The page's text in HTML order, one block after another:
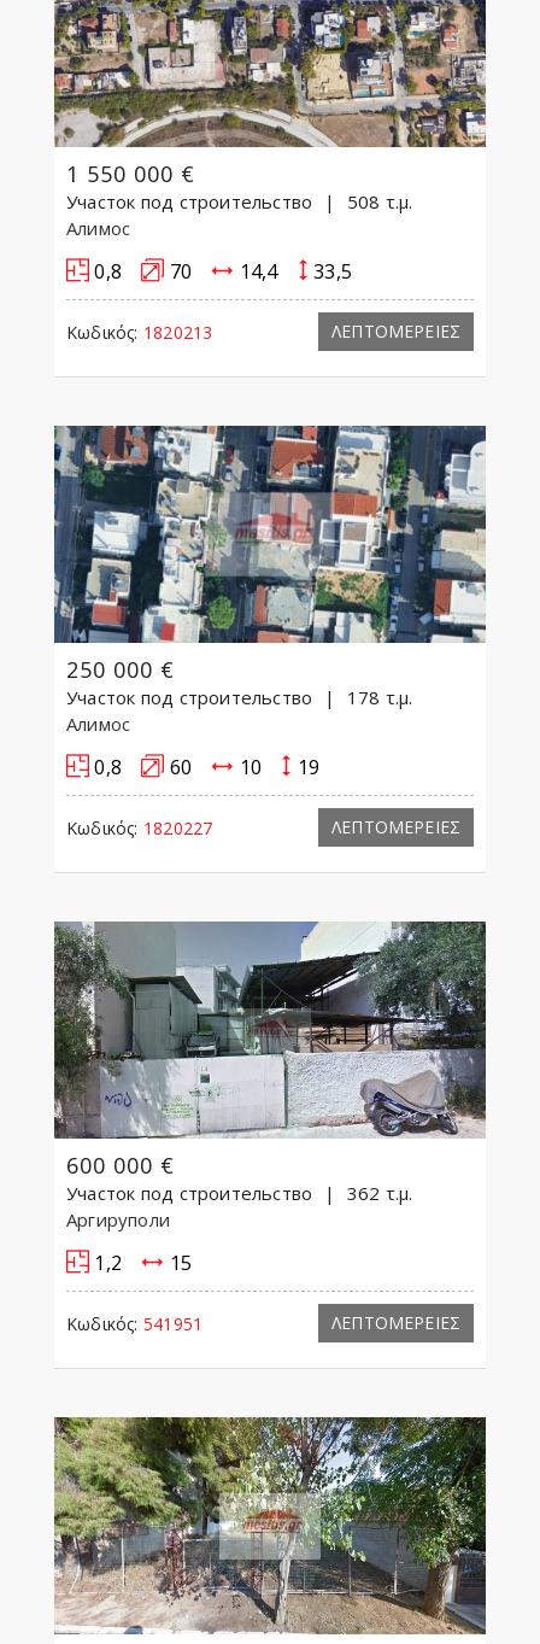
1 550 000 €
Участок под строительство
508 τ.μ.
Алимос
0,8 70 14,4 33,5
Κωδικός: 1820213 ΛΕΠΤΟΜΕΡΕΙΕΣ
250 000 €
Участок под строительство
178 τ.μ.
Алимос
0,8 60 10 19
Κωδικός: 1820227 ΛΕΠΤΟΜΕΡΕΙΕΣ
600 000 €
Участок под строительство
362 τ.μ.
Аргируполи
1,2 15
Κωδικός: 541951 ΛΕΠΤΟΜΕΡΕΙΕΣ